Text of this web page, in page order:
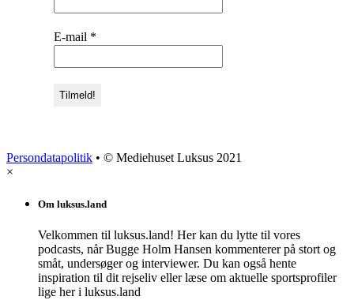
E-mail *
Persondatapolitik • © Mediehuset Luksus 2021
×
Om luksus.land
Velkommen til luksus.land! Her kan du lytte til vores
podcasts, når Bugge Holm Hansen kommenterer på stort og
småt, undersøger og interviewer. Du kan også hente
inspiration til dit rejseliv eller læse om aktuelle sportsprofiler
lige her i luksus.land